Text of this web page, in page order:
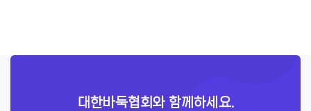
대한바둑협회와 함께하세요.